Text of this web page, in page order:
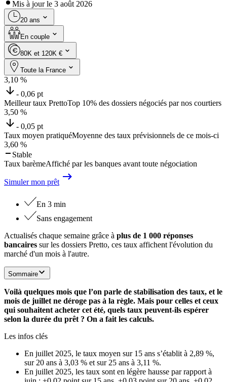
Mis à jour le 3 août 2026
20 ans
En couple
80K et 120K €
Toute la France
3,10 %
- 0,06 pt
Meilleur taux PrettoTop 10% des dossiers négociés par nos courtiers
3,50 %
- 0,05 pt
Taux moyen pratiquéMoyenne des taux prévisionnels de ce mois-ci
3,60 %
Stable
Taux barèmeAffiché par les banques avant toute négociation
Simuler mon prêt
En 3 min
Sans engagement
Actualisés chaque semaine grâce à plus de 1 000 réponses
bancaires sur les dossiers Pretto, ces taux affichent l'évolution du
marché d'un mois à l'autre.
Sommaire
Voilà quelques mois que l’on parle de stabilisation des taux, et le
mois de juillet ne déroge pas à la règle. Mais pour celles et ceux
qui souhaitent acheter cet été, quels taux peuvent-ils espérer
selon la durée du prêt ? On a fait les calculs.
Les infos clés
En juillet 2025, le taux moyen sur 15 ans s’établit à 2,89 %,
sur 20 ans à 3,03 % et sur 25 ans à 3,11 %.
En juillet 2025, les taux sont en légère hausse par rapport à